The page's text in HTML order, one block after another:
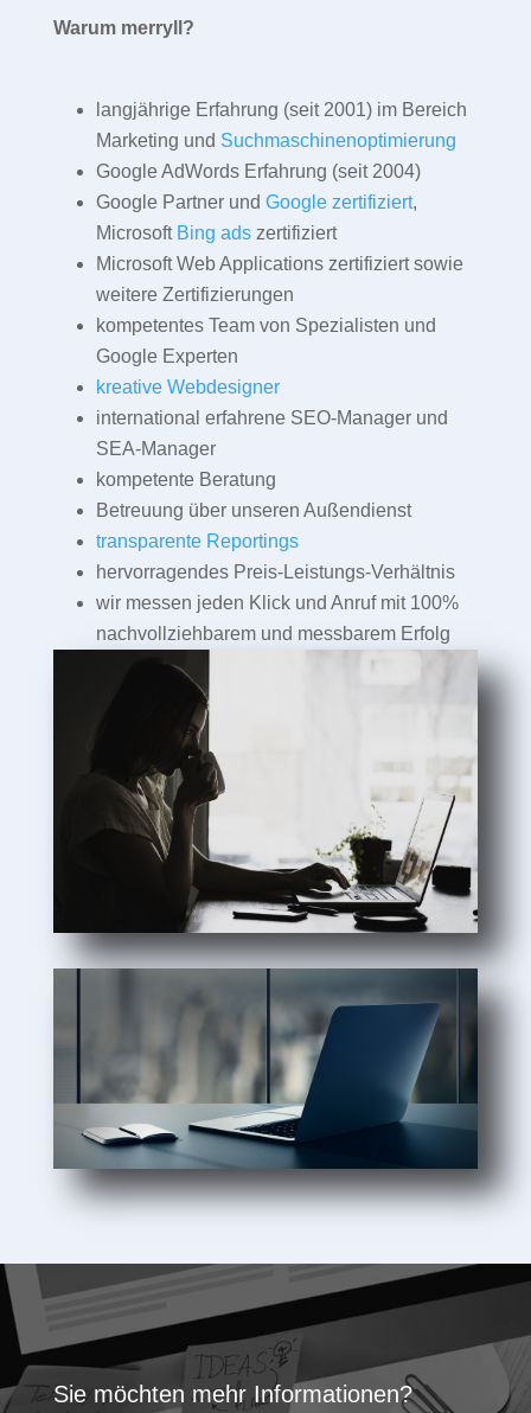
Warum merryll?
langjährige Erfahrung (seit 2001) im Bereich
Marketing und Suchmaschinenoptimierung
Google AdWords Erfahrung (seit 2004)
Google Partner und Google zertifiziert,
Microsoft Bing adszertifiziert
Microsoft Web Applications zertifiziert sowie
weitere Zertifizierungen
kompetentes Team von Spezialisten und
Google Experten
kreative Webdesigner
international erfahrene SEO-Manager und
SEA-Manager
kompetente Beratung
Betreuung über unseren Außendienst
transparente Reportings
hervorragendes Preis-Leistungs-Verhältnis
wir messen jeden Klick und Anruf mit 100%
nachvollziehbarem und messbarem Erfolg
Sie möchten mehr Informationen?